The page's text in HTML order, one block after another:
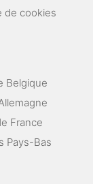
de cookies
Belgique
France
Pays-Bas